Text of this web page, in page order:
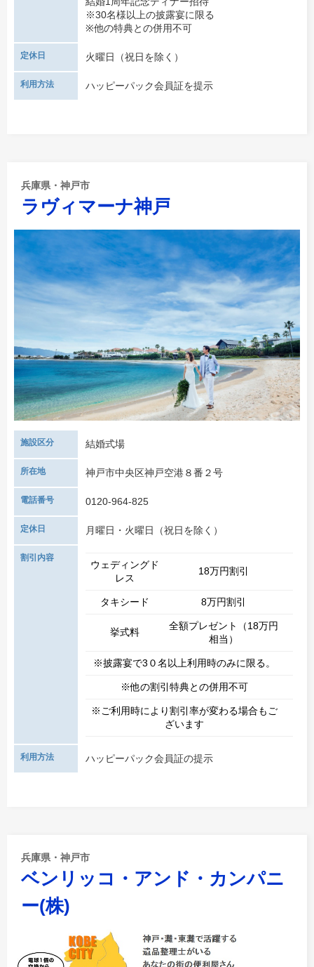
※30名様以上の披露宴に限る
※他の特典との併用不可
定休日 火曜日（祝日を除く）
利用方法 ハッピーパック会員証を提示
兵庫県・神戸市
ラヴィマーナ神戸
施設区分 結婚式場
所在地 神戸市中央区神戸空港８番２号
電話番号 0120-964-825
定休日 月曜日・火曜日（祝日を除く）
割引内容
ウェディングド
レス
18万円割引
タキシード 8万円割引
挙式料
全額プレゼント（18万円
相当）
※披露宴で3０名以上利用時のみに限る。
※他の割引特典との併用不可
※ご利用時により割引率が変わる場合もご
ざいます
利用方法 ハッピーパック会員証の提示
兵庫県・神戸市
ベンリッコ・アンド・カンパニ
ー(株)